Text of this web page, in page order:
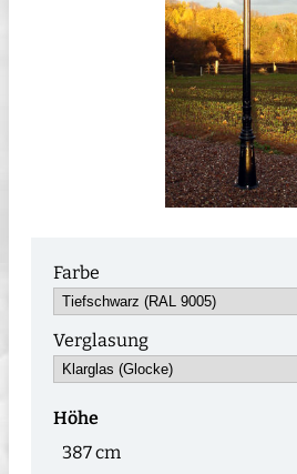
Farbe
Verglasung
Höhe
387 cm